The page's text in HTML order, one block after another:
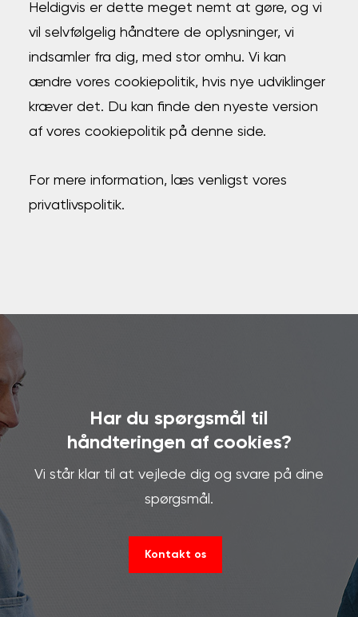
Heldigvis er dette meget nemt at gøre, og vi
vil selvfølgelig håndtere de oplysninger, vi
indsamler fra dig, med stor omhu. Vi kan
ændre vores cookiepolitik, hvis nye udviklinger
kræver det. Du kan finde den nyeste version
af vores cookiepolitik på denne side.
For mere information, læs venligst vores
privatlivspolitik.
Har du spørgsmål til
håndteringen af cookies?
Vi står klar til at vejlede dig og svare på dine
spørgsmål.
Kontakt os